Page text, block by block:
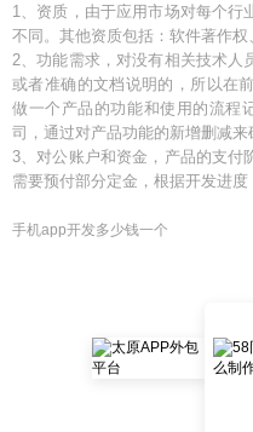
1、资质，由于应用市场对每个行
不同。其他资质包括：软件著作
2、功能需求，对没有相关技术人
或者准确的文档说明的，所以在
做一个产品的功能和使用的流程
司，通过对产品功能的新增删减来
3、对公账户和资金，产品的支付
需要预付部分定金，根据开发进度
手机app开发多少钱一个